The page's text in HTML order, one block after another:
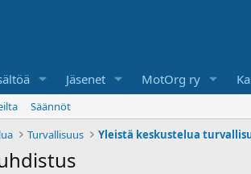
Jäsenet MotOrg ry
Säännöt
Turvallisuus Yleistä keskustelua